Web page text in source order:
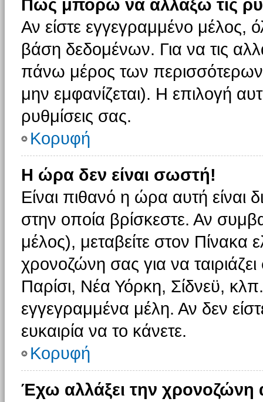
Πώς μπορώ να αλλάξω τις
Αν είστε εγγεγραμμένο μέλος,
βάση δεδομένων. Για να τις
πάνω μέρος των περισσότερων
μην εμφανίζεται). Η επιλογή
ρυθμίσεις σας.
Κορυφή
Η ώρα δεν είναι σωστή!
Είναι πιθανό η ώρα αυτή είναι
στην οποία βρίσκεστε. Αν
μέλος), μεταβείτε στον Πίνακα
χρονοζώνη σας για να
Παρίσι, Νέα Υόρκη, Σίδνεϋ,
εγγεγραμμένα μέλη. Αν δεν
ευκαιρία να το κάνετε.
Κορυφή
Έχω αλλάξει την χρονοζώνη